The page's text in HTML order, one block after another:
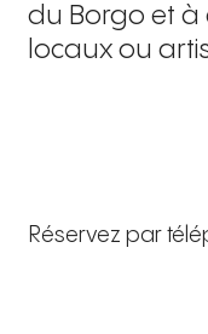
du Borgo et à
locaux ou
Réservez par